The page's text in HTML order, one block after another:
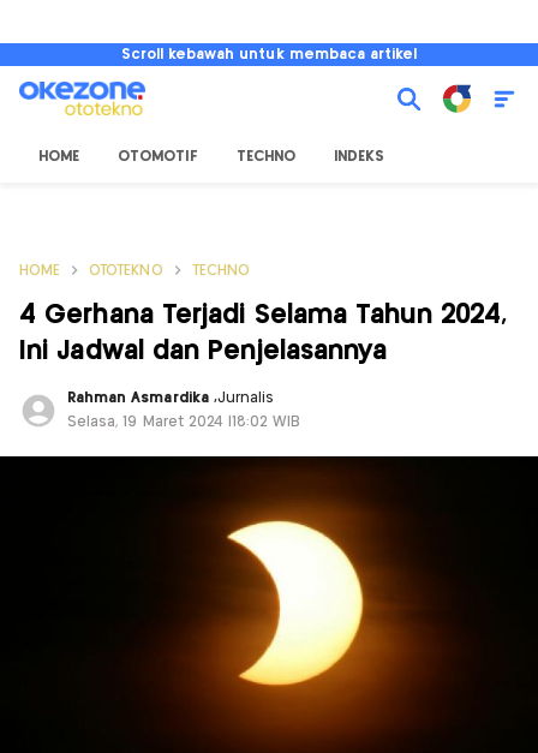
Scroll kebawah untuk membaca artikel
HOME OTOMOTIF TECHNO INDEKS
HOME OTOTEKNO TECHNO
4 Gerhana Terjadi Selama Tahun 2024,
Ini Jadwal dan Penjelasannya
Rahman Asmardika ,Jurnalis
Selasa, 19 Maret 2024 |18:02 WIB